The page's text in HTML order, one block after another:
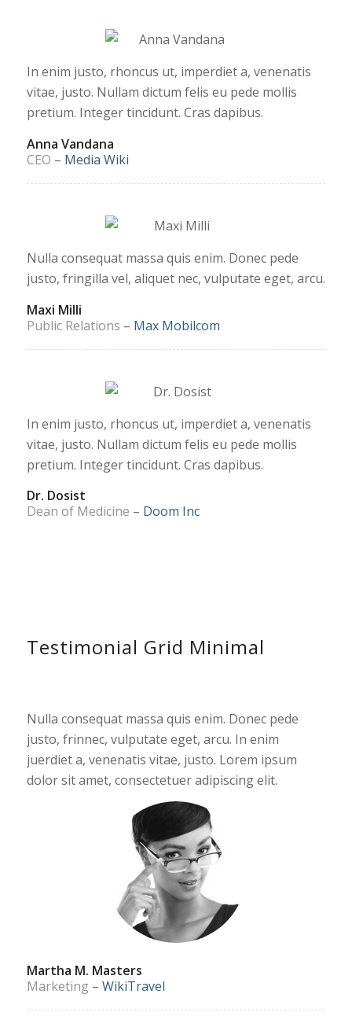
In enim justo, rhoncus ut, imperdiet a, venenatis
vitae, justo. Nullam dictum felis eu pede mollis
pretium. Integer tincidunt. Cras dapibus.
Anna Vandana
CEO – Media Wiki
Nulla consequat massa quis enim. Donec pede
justo, fringilla vel, aliquet nec, vulputate eget, arcu.
Maxi Milli
Public Relations – Max Mobilcom
In enim justo, rhoncus ut, imperdiet a, venenatis
vitae, justo. Nullam dictum felis eu pede mollis
pretium. Integer tincidunt. Cras dapibus.
Dr. Dosist
Dean of Medicine – Doom Inc
Testimonial Grid Minimal
Nulla consequat massa quis enim. Donec pede
justo, frinnec, vulputate eget, arcu. In enim
juerdiet a, venenatis vitae, justo. Lorem ipsum
dolor sit amet, consectetuer adipiscing elit.
Martha M. Masters
Marketing – WikiTravel